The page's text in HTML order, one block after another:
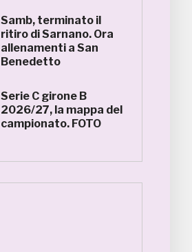
Samb, terminato il
ritiro di Sarnano. Ora
allenamenti a San
Benedetto
Serie C girone B
2026/27, la mappa del
campionato. FOTO